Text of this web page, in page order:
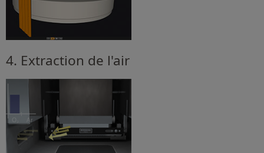
4. Extraction de l'air